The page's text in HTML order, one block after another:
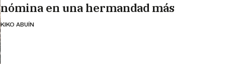
nómina en una hermandad más
KIKO ABUÍN